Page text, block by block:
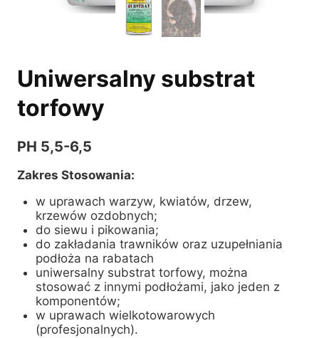
Uniwersalny substrat
torfowy
PH 5,5-6,5
Zakres Stosowania:
w uprawach warzyw, kwiatów, drzew,
krzewów ozdobnych;
do siewu i pikowania;
do zakładania trawników oraz uzupełniania
podłoża na rabatach
uniwersalny substrat torfowy, można
stosować z innymi podłożami, jako jeden z
komponentów;
w uprawach wielkotowarowych
(profesjonalnych).